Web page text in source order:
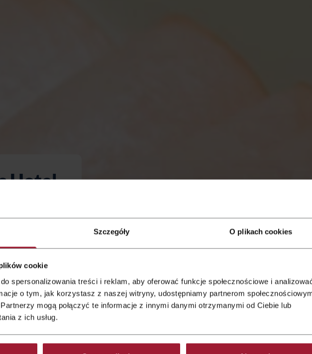
Szczegóły O plikach cookies
cookie
spersonalizowania treści i reklam, aby oferować funkcje społecznościowe i
o tym, jak korzystasz z naszej witryny, udostępniamy partnerom
mogą połączyć te informacje z innymi danymi otrzymanymi od Ciebie lub
z ich usług.
Hotel
breakfast
Our
meal are 7
to 7 a.m.
If your priority
, Qubus
starting
and a
every guest.